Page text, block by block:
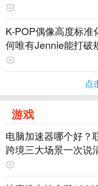
K-POP偶像高度标准
何唯有Jennie能打破
点
游戏
电脑加速器哪个好？
跨境三大场景一次说